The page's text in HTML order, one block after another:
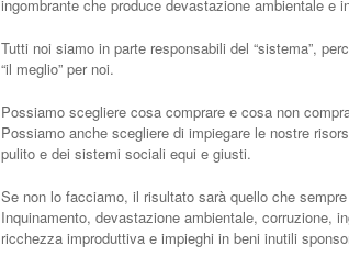
ingombrante che produce devastazione ambientale e
Tutti noi siamo in parte responsabili del “sistema”,
“il meglio” per noi.
Possiamo scegliere cosa comprare e cosa non
Possiamo anche scegliere di impiegare le nostre
pulito e dei sistemi sociali equi e giusti.
Se non lo facciamo, il risultato sarà quello che
Inquinamento, devastazione ambientale, corruzione,
ricchezza improduttiva e impieghi in beni inutili